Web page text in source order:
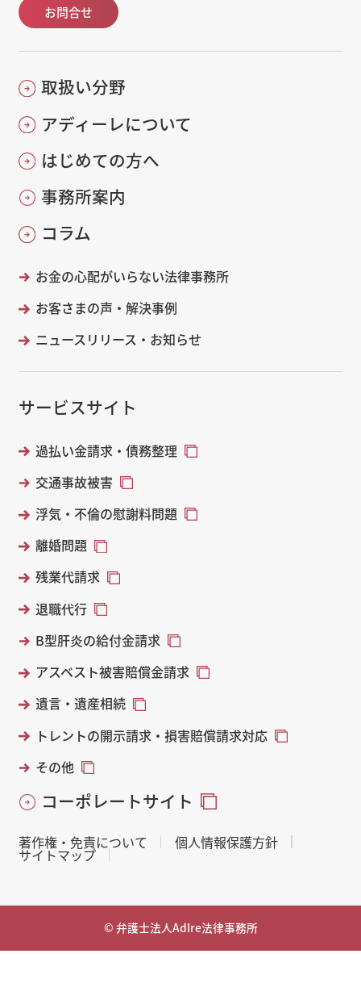
お問合せ
取扱い分野
アディーレについて
はじめての方へ
事務所案内
コラム
お金の心配がいらない法律事務所
お客さまの声・解決事例
ニュースリリース・お知らせ
サービスサイト
過払い金請求・債務整理
交通事故被害
浮気・不倫の慰謝料問題
離婚問題
残業代請求
退職代行
B型肝炎の給付金請求
アスベスト被害賠償金請求
遺言・遺産相続
トレントの開示請求・損害賠償請求対応
その他
コーポレートサイト
著作権・免責について 個人情報保護方針
サイトマップ
© 弁護士法人AdIre法律事務所